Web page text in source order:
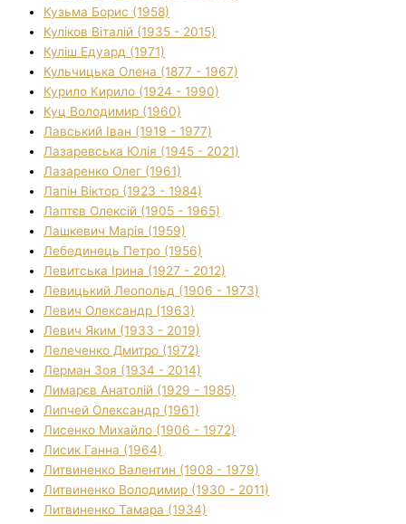
Кузьма Борис (1958)
Куліков Віталій (1935 - 2015)
Куліш Едуард (1971)
Кульчицька Олена (1877 - 1967)
Курило Кирило (1924 - 1990)
Куц Володимир (1960)
Лавський Іван (1919 - 1977)
Лазаревська Юлія (1945 - 2021)
Лазаренко Олег (1961)
Лапін Віктор (1923 - 1984)
Лаптєв Олексій (1905 - 1965)
Лашкевич Марія (1959)
Лебединець Петро (1956)
Левитська Ірина (1927 - 2012)
Левицький Леопольд (1906 - 1973)
Левич Олександр (1963)
Левич Яким (1933 - 2019)
Лелеченко Дмитро (1972)
Лерман Зоя (1934 - 2014)
Лимарєв Анатолій (1929 - 1985)
Липчей Олександр (1961)
Лисенко Михайло (1906 - 1972)
Лисик Ганна (1964)
Литвиненко Валентин (1908 - 1979)
Литвиненко Володимир (1930 - 2011)
Литвиненко Тамара (1934)